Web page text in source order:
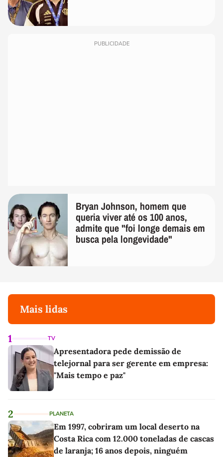
PUBLICIDADE
Bryan Johnson, homem que
queria viver até os 100 anos,
admite que "foi longe demais em
busca pela longevidade"
Mais lidas
1 TV
Apresentadora pede demissão de
telejornal para ser gerente em empresa:
"Mais tempo e paz"
2 PLANETA
Em 1997, cobriram um local deserto na
Costa Rica com 12.000 toneladas de cascas
de laranja; 16 anos depois, ninguém